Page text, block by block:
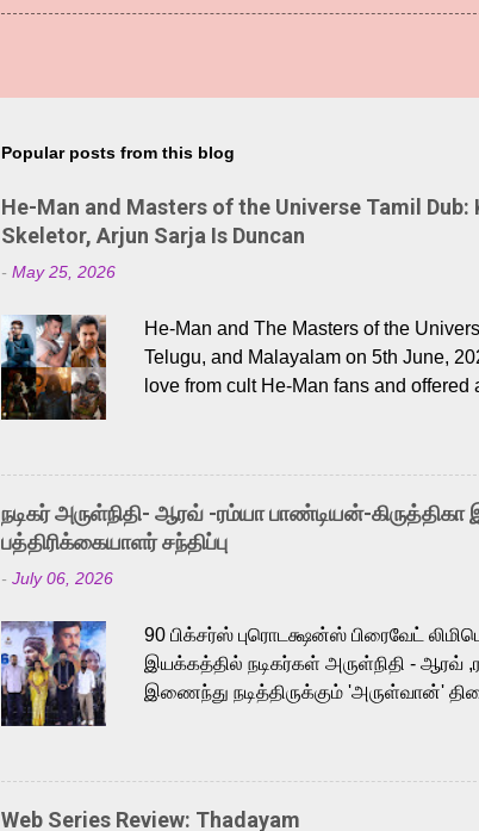
Popular posts from this blog
He-Man and Masters of the Universe Tamil
Skeletor, Arjun Sarja Is Duncan
- May 25, 2026
He-Man and The Masters of the
Telugu, and Malayalam on 5th June,
love from cult He-Man fans and
Adding to the growing buzz is the
singer Karthik, who lends his voice to
like “Behene De” from Raavan, “Oru
Karthik is loved for his versatile voice
a strong fit for the legendary character.
நடிகர் அருள்நிதி- ஆரவ் -ரம்யா பாண்டியன்-
பத்திரிக்கையாளர் சந்திப்பு
- July 06, 2026
90 பிக்சர்ஸ் புரொடக்ஷன்ஸ் பிரைவேட்
இயக்கத்தில் நடிகர்கள் அருள்நிதி - ஆரவ்
இணைந்து நடித்திருக்கும் 'அருள்வான்'
அருள்நிதி, ஆரவ், காளி வெங்கட், ரம்யா
'பருத்திவீரன்' சரவணன், ஹரிஷ் உத்தமன்
செய்திருக்கும் இந்த திரைப்படத்திற்கு ஜீ.
Web Series Review: Thadayam